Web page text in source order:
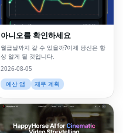
아니오를 확인하세요
월급날까지 갈 수 있을까?이제 당신은 항
상 알게 될 것입니다.
2026-08-05
예산 앱
재무 계획